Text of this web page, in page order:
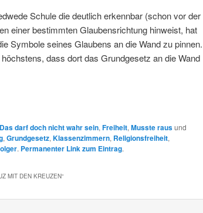
Schule die deutlich erkennbar (schon vor der
einer bestimmten Glaubensrichtung hinweist, hat
Symbole seines Glaubens an die Wand zu
dass dort das Grundgesetz an die Wand
Das darf doch nicht wahr sein, Freiheit, Musste rausund
, Grundgesetz, Klassenzimmern, Religionsfreiheit,
. Permanenter Link zum Eintrag.
MIT DEN KREUZEN“